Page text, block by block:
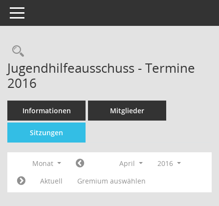
Toggle navigation
Jugendhilfeausschuss - Termine
2016
Informationen Mitglieder
Sitzungen
Monat April
2016
Aktuell
Gremium auswählen